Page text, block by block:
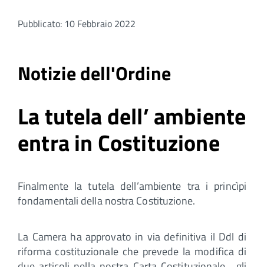
Pubblicato: 10 Febbraio 2022
Notizie dell'Ordine
La tutela dell’ ambiente
entra in Costituzione
Finalmente la tutela dell’ambiente tra i princìpi
fondamentali della nostra Costituzione.
La Camera ha approvato in via definitiva il Ddl di
riforma costituzionale che prevede la modifica di